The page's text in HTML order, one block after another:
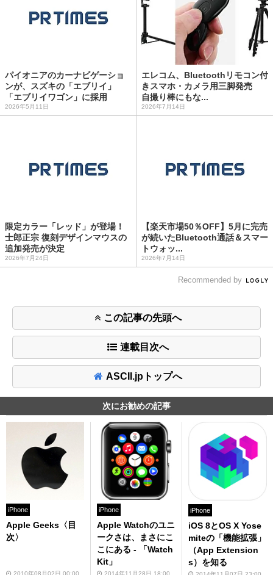
パイオニアのカーナビゲーショ
ンが、スズキの「エブリイ」
「エブリイワゴン」に採用
2026年5月11日
エレコム、Bluetoothリモコン付
きスマホ・カメラ用三脚発売
自撮り棒にもな...
2026年7月14日
限定カラー「レッド」が登場！
士郎正宗 復刻デザインマウスの
追加発売が決定
2026年7月24日
【楽天市場50％OFF】5月に完売
が続いたBluetooth通話＆スマー
トウォッ...
2026年7月14日
Recommended by
この記事の先頭へ
連載目次へ
ASCII.jpトップへ
次にお勧めの記事
iPhone
Apple Geeks〈目
次〉
2010年08月02日 00:00
iPhone
Apple Watchのユニ
ークさは、まさにこ
こにある - 「Watch
Kit」
2014年11月28日 18:00
iPhone
iOS 8とOS X Yose
miteの「機能拡張」
（App Extension
s）を知る